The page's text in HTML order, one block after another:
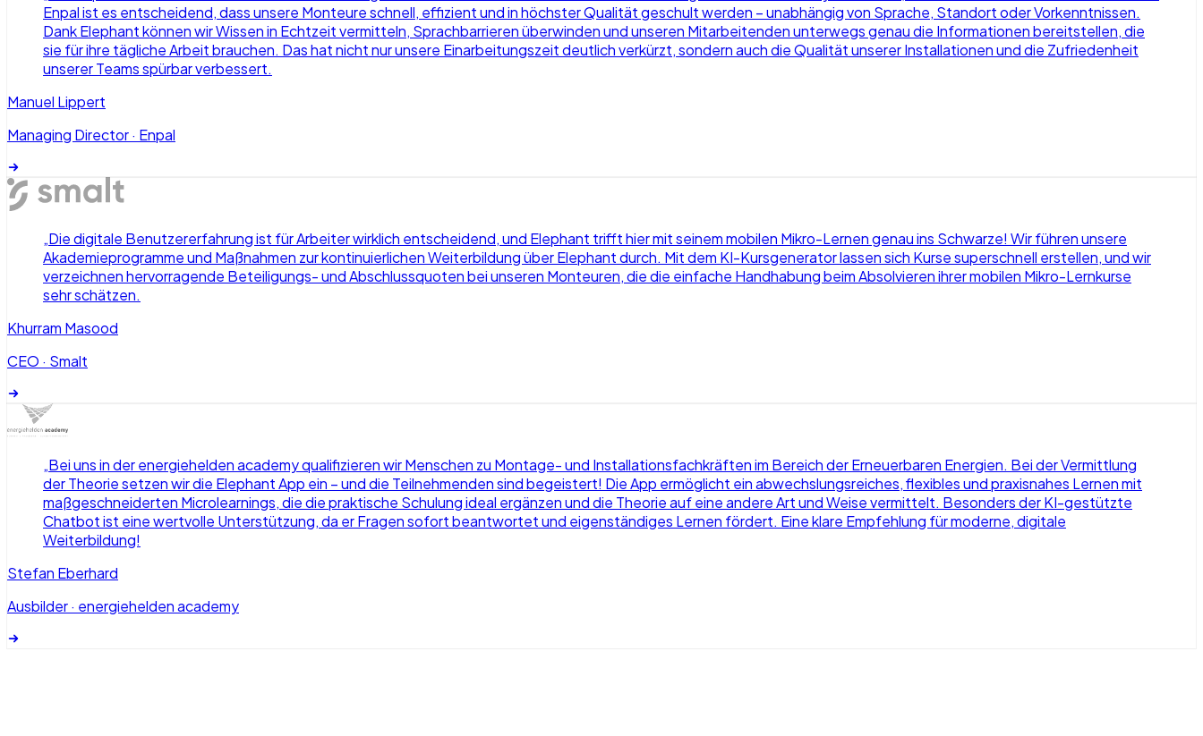
Enpal ist es entscheidend, dass unsere Monteure schnell, effizient und in höchster Qualität geschult werden – unabhängig von Sprache, Standort oder Vorkenntnissen.
Dank Elephant können wir Wissen in Echtzeit vermitteln, Sprachbarrieren überwinden und unseren Mitarbeitenden unterwegs genau die Informationen bereitstellen, die
sie für ihre tägliche Arbeit brauchen. Das hat nicht nur unsere Einarbeitungszeit deutlich verkürzt, sondern auch die Qualität unserer Installationen und die Zufriedenheit
unserer Teams spürbar verbessert.
Manuel Lippert
Managing Director· Enpal
„Die digitale Benutzererfahrung ist für Arbeiter wirklich entscheidend, und Elephant trifft hier mit seinem mobilen Mikro-Lernen genau ins Schwarze! Wir führen unsere
Akademieprogramme und Maßnahmen zur kontinuierlichen Weiterbildung über Elephant durch. Mit dem KI-Kursgenerator lassen sich Kurse superschnell erstellen, und wir
verzeichnen hervorragende Beteiligungs- und Abschlussquoten bei unseren Monteuren, die die einfache Handhabung beim Absolvieren ihrer mobilen Mikro-Lernkurse
sehr schätzen.
Khurram Masood
CEO · Smalt
„Bei uns in der energiehelden academy qualifizieren wir Menschen zu Montage- und Installationsfachkräften im Bereich der Erneuerbaren Energien. Bei der Vermittlung
der Theorie setzen wir die Elephant App ein – und die Teilnehmenden sind begeistert! Die App ermöglicht ein abwechslungsreiches, flexibles und praxisnahes Lernen mit
maßgeschneiderten Microlearnings, die die praktische Schulung ideal ergänzen und die Theorie auf eine andere Art und Weise vermittelt. Besonders der KI-gestützte
Chatbot ist eine wertvolle Unterstützung, da er Fragen sofort beantwortet und eigenständiges Lernen fördert. Eine klare Empfehlung für moderne, digitale
Weiterbildung!
Stefan Eberhard
Ausbilder· energiehelden academy